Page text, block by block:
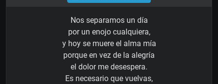
Nos separamos un día
por un enojo cualquiera,
y hoy se muere el alma mía
porque en vez de la alegría
el dolor me desespera.
Es necesario que vuelvas,